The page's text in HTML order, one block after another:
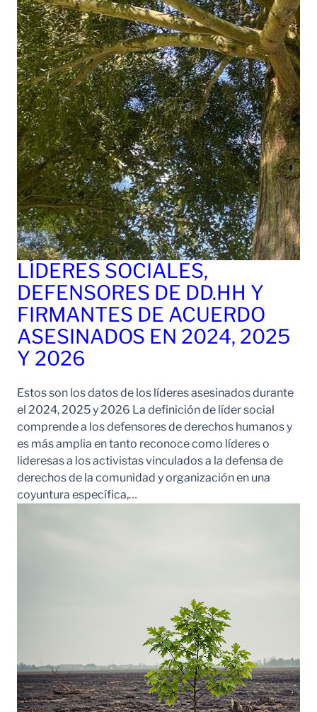
LÍDERES SOCIALES,
DEFENSORES DE DD.HH Y
FIRMANTES DE ACUERDO
ASESINADOS EN 2024, 2025
Y 2026
Estos son los datos de los líderes asesinados durante
el 2024, 2025 y 2026 La definición de líder social
comprende a los defensores de derechos humanos y
es más amplia en tanto reconoce como líderes o
lideresas a los activistas vinculados a la defensa de
derechos de la comunidad y organización en una
coyuntura específica,…